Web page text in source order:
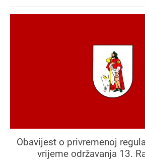
Obavijest o privremenoj
vrijeme održavanja 13.